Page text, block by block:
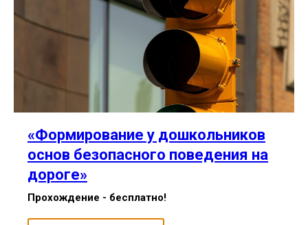
«Формирование у дошкольников
основ безопасного поведения на
дороге»
Прохождение - бесплатно!